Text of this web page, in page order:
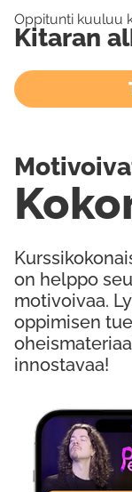
Oppitunti kuuluu
Kitaran
on helppo
motivoivaa.
oppimisen
innostavaa!